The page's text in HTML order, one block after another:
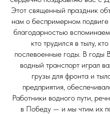
Этот священный праздник
нам о беспримерном
благодарностью
кто трудился в тылу,
послевоенные годы. В годы
водный транспорт играл
грузы для фронта и
предприятия,
Работники водного пути,
в Победу — и мы чтим их